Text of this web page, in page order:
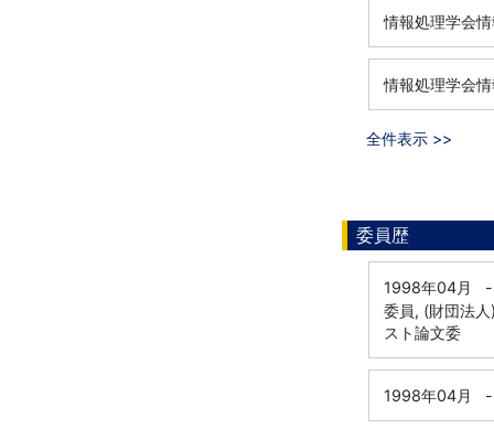
情報処理学会
情報処理学会
全件表示 >>
委員歴
1998年04月
-
委員, (財団法
スト論文委
1998年04月 -